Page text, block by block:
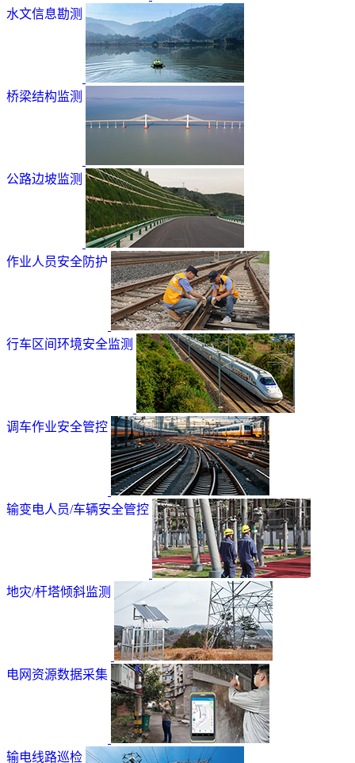
水文信息勘测
桥梁结构监测
公路边坡监测
作业人员安全防护
行车区间环境安全监测
调车作业安全管控
输变电人员/车辆安全管控
地灾/杆塔倾斜监测
电网资源数据采集
输电线路巡检